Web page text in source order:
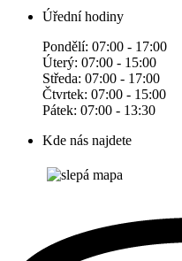
Úřední hodiny
Pondělí: 07:00 - 17:00
Úterý: 07:00 - 15:00
Středa: 07:00 - 17:00
Čtvrtek: 07:00 - 15:00
Pátek: 07:00 - 13:30
Kde nás najdete